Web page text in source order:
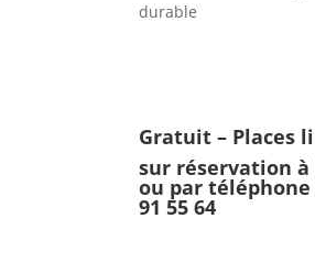
durable
Gratuit – Places
sur réservation à
ou par téléphone
91 55 64